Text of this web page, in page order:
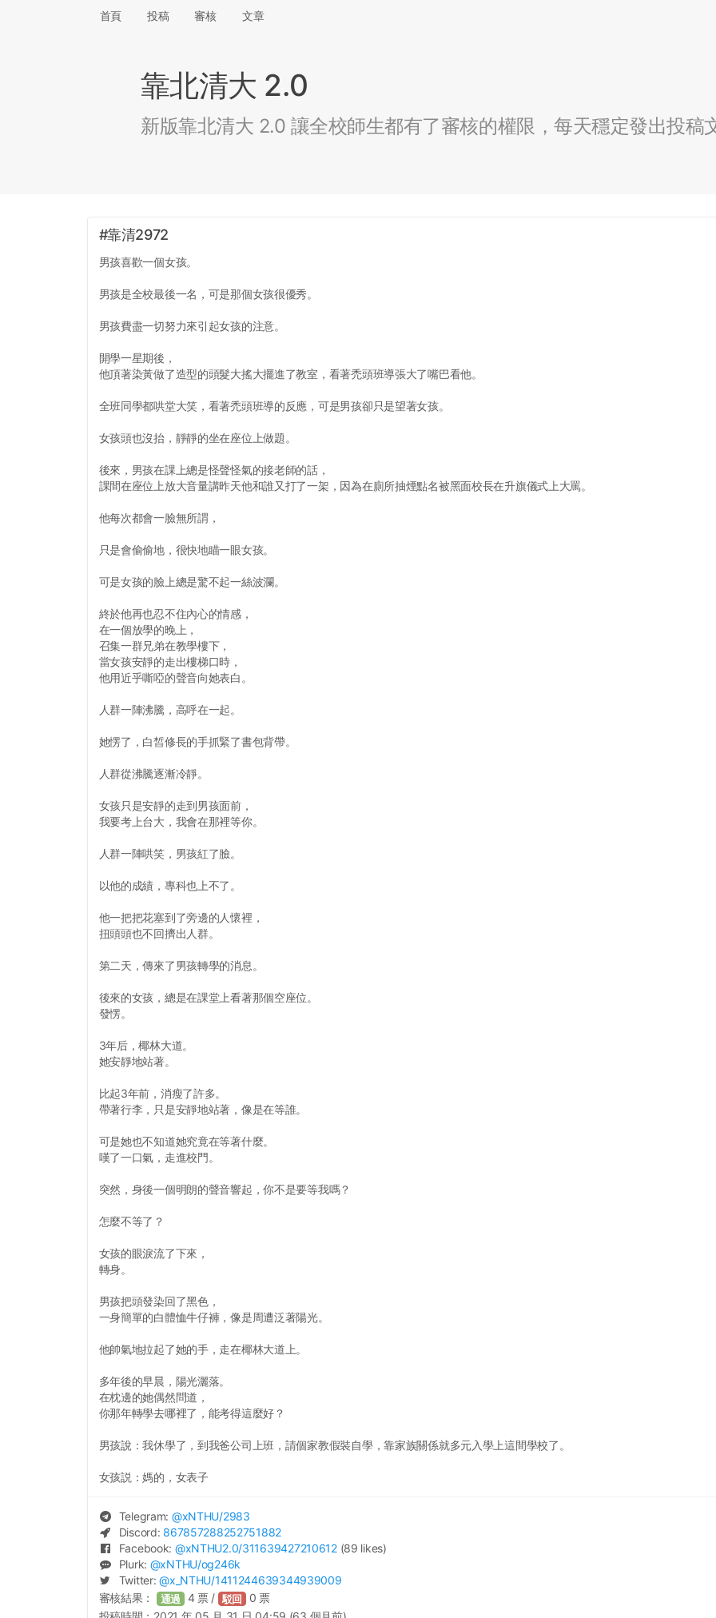
首頁 投稿 審核 文章
靠北清大 2.0
新版靠北清大 2.0 讓全校師生都有了審核的權限，每天穩定發出投稿
#靠清2972
男孩喜歡一個女孩。
男孩是全校最後一名，可是那個女孩很優秀。
男孩費盡一切努力來引起女孩的注意。
開學一星期後，
他頂著染黃做了造型的頭髮大搖大擺進了教室，看著禿頭班導張大了嘴巴看他。
全班同學都哄堂大笑，看著禿頭班導的反應，可是男孩卻只是望著女孩。
女孩頭也沒抬，靜靜的坐在座位上做題。
後來，男孩在課上總是怪聲怪氣的接老師的話，
課間在座位上放大音量講昨天他和誰又打了一架，因為在廁所抽煙點名被黑面校長在升旗儀式上大罵。
他每次都會一臉無所謂，
只是會偷偷地，很快地瞄一眼女孩。
可是女孩的臉上總是驚不起一絲波瀾。
終於他再也忍不住內心的情感，
在一個放學的晚上，
召集一群兄弟在教學樓下，
當女孩安靜的走出樓梯口時，
他用近乎嘶啞的聲音向她表白。
人群一陣沸騰，高呼在一起。
她愣了，白皙修長的手抓緊了書包背帶。
人群從沸騰逐漸冷靜。
女孩只是安靜的走到男孩面前，
我要考上台大，我會在那裡等你。
人群一陣哄笑，男孩紅了臉。
以他的成績，專科也上不了。
他一把把花塞到了旁邊的人懷裡，
扭頭頭也不回擠出人群。
第二天，傳來了男孩轉學的消息。
後來的女孩，總是在課堂上看著那個空座位。
發愣。
3年后，椰林大道。
她安靜地站著。
比起3年前，消瘦了許多。
帶著行李，只是安靜地站著，像是在等誰。
可是她也不知道她究竟在等著什麼。
嘆了一口氣，走進校門。
突然，身後一個明朗的聲音響起，你不是要等我嗎？
怎麼不等了？
女孩的眼淚流了下來，
轉身。
男孩把頭發染回了黑色，
一身簡單的白體恤牛仔褲，像是周遭泛著陽光。
他帥氣地拉起了她的手，走在椰林大道上。
多年後的早晨，陽光灑落。
在枕邊的她偶然問道，
你那年轉學去哪裡了，能考得這麼好？
男孩說：我休學了，到我爸公司上班，請個家教假裝自學，靠家族關係就多元入學上這間學校了。
女孩説：媽的，女表子
Telegram: @xNTHU/2983
Discord: 867857288252751882
Facebook: @xNTHU2.0/311639427210612 (89 likes)
Plurk: @xNTHU/og246k
Twitter:@x_NTHU/1411244639344939009
審核結果： 通過 4票 / 駁回 0 票